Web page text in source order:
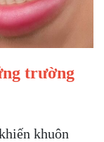
trường
khuôn